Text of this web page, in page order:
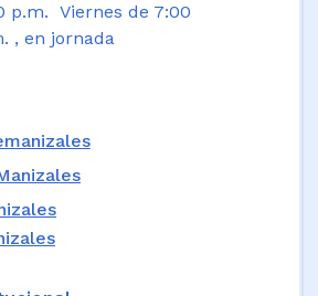
p.m. Viernes de 7:00
, en jornada